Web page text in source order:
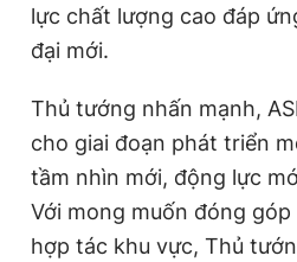
lực chất lượng cao đáp
đại mới.
Thủ tướng nhấn mạnh,
cho giai đoạn phát triển
tầm nhìn mới, động lực
Với mong muốn đóng
hợp tác khu vực, Thủ